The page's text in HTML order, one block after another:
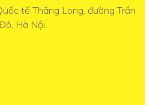
tế Thăng Long, đường Trần
Hà Nội.